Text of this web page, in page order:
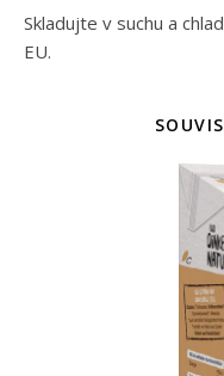
Skladujte v suchu a
EU.